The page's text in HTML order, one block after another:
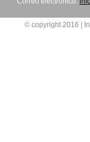
© copyright 2016 |